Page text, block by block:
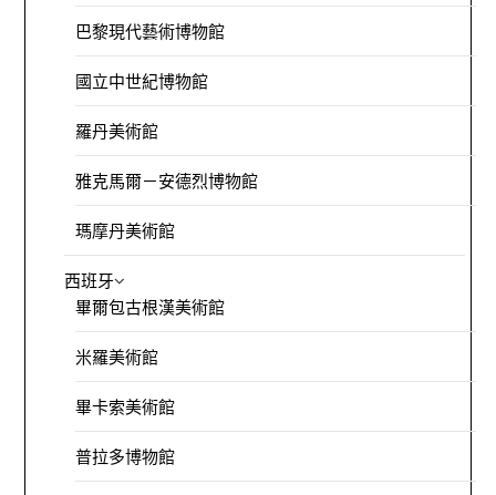
巴黎現代藝術博物館
國立中世紀博物館
羅丹美術館
雅克馬爾－安德烈博物館
瑪摩丹美術館
西班牙
畢爾包古根漢美術館
米羅美術館
畢卡索美術館
普拉多博物館